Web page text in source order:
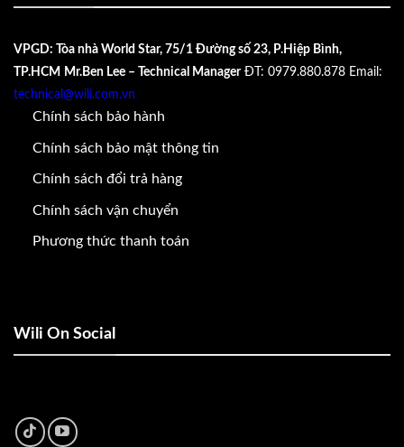
VPGD: Tòa nhà World Star, 75/1 Đường số 23, P.Hiệp Bình,
TP.HCM Mr.Ben Lee – Technical Manager ĐT: 0979.880.878 Email:
technical@wili.com.vn
Chính sách bảo hành
Chính sách bảo mật thông tin
Chính sách đổi trả hàng
Chính sách vận chuyển
Phương thức thanh toán
Wili On Social